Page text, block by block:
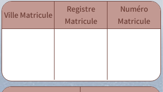
Ville Matricule
Registre
Matricule
Numéro
Matricule